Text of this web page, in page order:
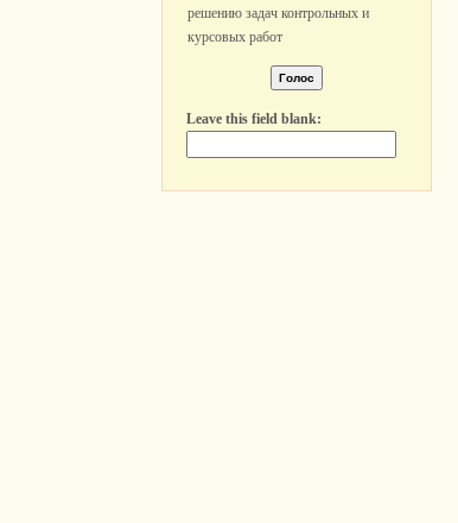
решению задач контрольных и
курсовых работ
Leave this field blank: